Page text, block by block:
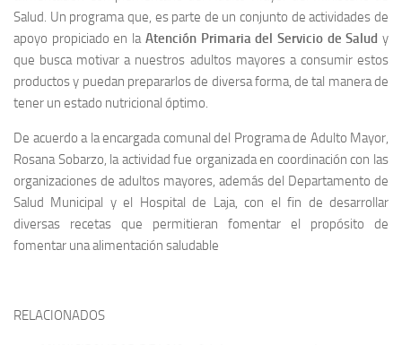
Salud. Un programa que, es parte de un conjunto de actividades de
apoyo propiciado en la Atención Primaria del Servicio de Salud y
que busca motivar a nuestros adultos mayores a consumir estos
productos y puedan prepararlos de diversa forma, de tal manera de
tener un estado nutricional óptimo.
De acuerdo a la encargada comunal del Programa de Adulto Mayor,
Rosana Sobarzo, la actividad fue organizada en coordinación con las
organizaciones de adultos mayores, además del Departamento de
Salud Municipal y el Hospital de Laja, con el fin de desarrollar
diversas recetas que permitieran fomentar el propósito de
fomentar una alimentación saludable
RELACIONADOS